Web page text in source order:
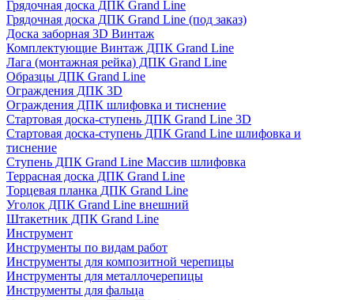
Грядочная доска ДПК Grand Line
Грядочная доска ДПК Grand Line (под заказ)
Доска заборная 3D Винтаж
Комплектующие Винтаж ДПК Grand Line
Лага (монтажная рейка) ДПК Grand Line
Образцы ДПК Grand Line
Ограждения ДПК 3D
Ограждения ДПК шлифовка и тиснение
Стартовая доска-ступень ДПК Grand Line 3D
Стартовая доска-ступень ДПК Grand Line шлифовка и
тиснение
Ступень ДПК Grand Line Массив шлифовка
Террасная доска ДПК Grand Line
Торцевая планка ДПК Grand Line
Уголок ДПК Grand Line внешний
Штакетник ДПК Grand Line
Инструмент
Инструменты по видам работ
Инструменты для композитной черепицы
Инструменты для металлочерепицы
Инструменты для фальца